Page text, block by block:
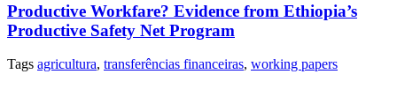
Productive Workfare? Evidence from Ethiopia’s
Productive Safety Net Program
Tags agricultura, transferências financeiras, working papers